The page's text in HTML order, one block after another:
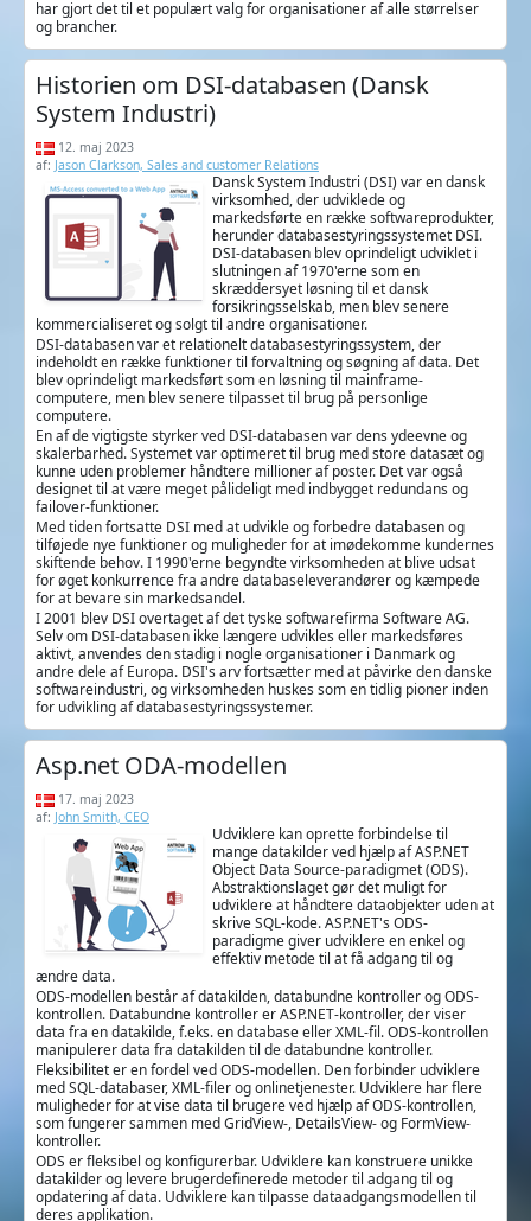
har gjort det til et populært valg for organisationer af alle størrelser
og brancher.
Historien om DSI-databasen (Dansk
System Industri)
12. maj 2023
af: Jason Clarkson, Sales and customer Relations
Dansk System Industri (DSI) var en dansk
virksomhed, der udviklede og
markedsførte en række softwareprodukter,
herunder databasestyringssystemet DSI.
DSI-databasen blev oprindeligt udviklet i
slutningen af 1970'erne som en
skræddersyet løsning til et dansk
forsikringsselskab, men blev senere
kommercialiseret og solgt til andre organisationer.
DSI-databasen var et relationelt databasestyringssystem, der
indeholdt en række funktioner til forvaltning og søgning af data. Det
blev oprindeligt markedsført som en løsning til mainframe-
computere, men blev senere tilpasset til brug på personlige
computere.
En af de vigtigste styrker ved DSI-databasen var dens ydeevne og
skalerbarhed. Systemet var optimeret til brug med store datasæt og
kunne uden problemer håndtere millioner af poster. Det var også
designet til at være meget pålideligt med indbygget redundans og
failover-funktioner.
Med tiden fortsatte DSI med at udvikle og forbedre databasen og
tilføjede nye funktioner og muligheder for at imødekomme kundernes
skiftende behov. I 1990'erne begyndte virksomheden at blive udsat
for øget konkurrence fra andre databaseleverandører og kæmpede
for at bevare sin markedsandel.
I 2001 blev DSI overtaget af det tyske softwarefirma Software AG.
Selv om DSI-databasen ikke længere udvikles eller markedsføres
aktivt, anvendes den stadig i nogle organisationer i Danmark og
andre dele af Europa. DSI's arv fortsætter med at påvirke den danske
softwareindustri, og virksomheden huskes som en tidlig pioner inden
for udvikling af databasestyringssystemer.
Asp.net ODA-modellen
17. maj 2023
af: John Smith, CEO
Udviklere kan oprette forbindelse til
mange datakilder ved hjælp af ASP.NET
Object Data Source-paradigmet (ODS).
Abstraktionslaget gør det muligt for
udviklere at håndtere dataobjekter uden at
skrive SQL-kode. ASP.NET's ODS-
paradigme giver udviklere en enkel og
effektiv metode til at få adgang til og
ændre data.
ODS-modellen består af datakilden, databundne kontroller og ODS-
kontrollen. Databundne kontroller er ASP.NET-kontroller, der viser
data fra en datakilde, f.eks. en database eller XML-fil. ODS-kontrollen
manipulerer data fra datakilden til de databundne kontroller.
Fleksibilitet er en fordel ved ODS-modellen. Den forbinder udviklere
med SQL-databaser, XML-filer og onlinetjenester. Udviklere har flere
muligheder for at vise data til brugere ved hjælp af ODS-kontrollen,
som fungerer sammen med GridView-, DetailsView- og FormView-
kontroller.
ODS er fleksibel og konfigurerbar. Udviklere kan konstruere unikke
datakilder og levere brugerdefinerede metoder til adgang til og
opdatering af data. Udviklere kan tilpasse dataadgangsmodellen til
deres applikation.